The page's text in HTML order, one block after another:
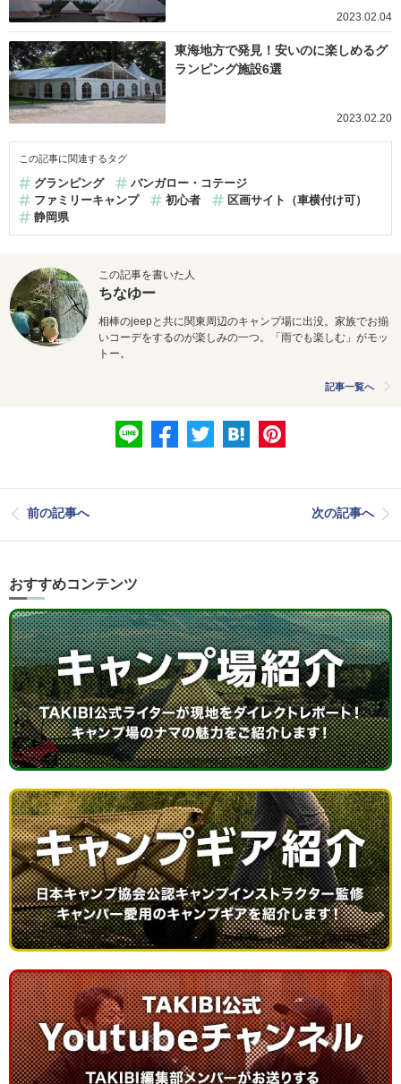
2023.02.04
東海地方で発見！安いのに楽しめるグ
ランピング施設6選
2023.02.20
この記事に関連するタグ
グランピング
バンガロー・コテージ
ファミリーキャンプ
初心者
区画サイト（車横付け可）
静岡県
この記事を書いた人
ちなゆー
相棒のjeepと共に関東周辺のキャンプ場に出没。家族でお揃
いコーデをするのが楽しみの一つ。「雨でも楽しむ」がモッ
トー。
記事一覧へ
前の記事へ 次の記事へ
おすすめコンテンツ